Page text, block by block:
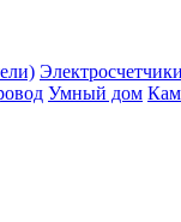
Умный дом